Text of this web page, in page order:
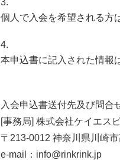
個人で入会を希望される方
本申込書に記入された情報
入会申込書送付先及び問合
[事務局] 株式会社ケイエス
〒213-0012 神奈川県川崎
e-mail：info@rinkrink.jp